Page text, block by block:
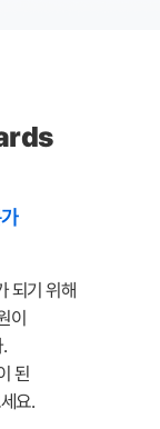
되기 위해
이
된
요.